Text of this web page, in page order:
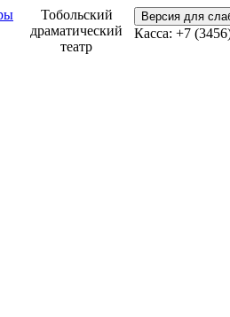
Тобольский
драматический
театр
Версия для
Касса: +7